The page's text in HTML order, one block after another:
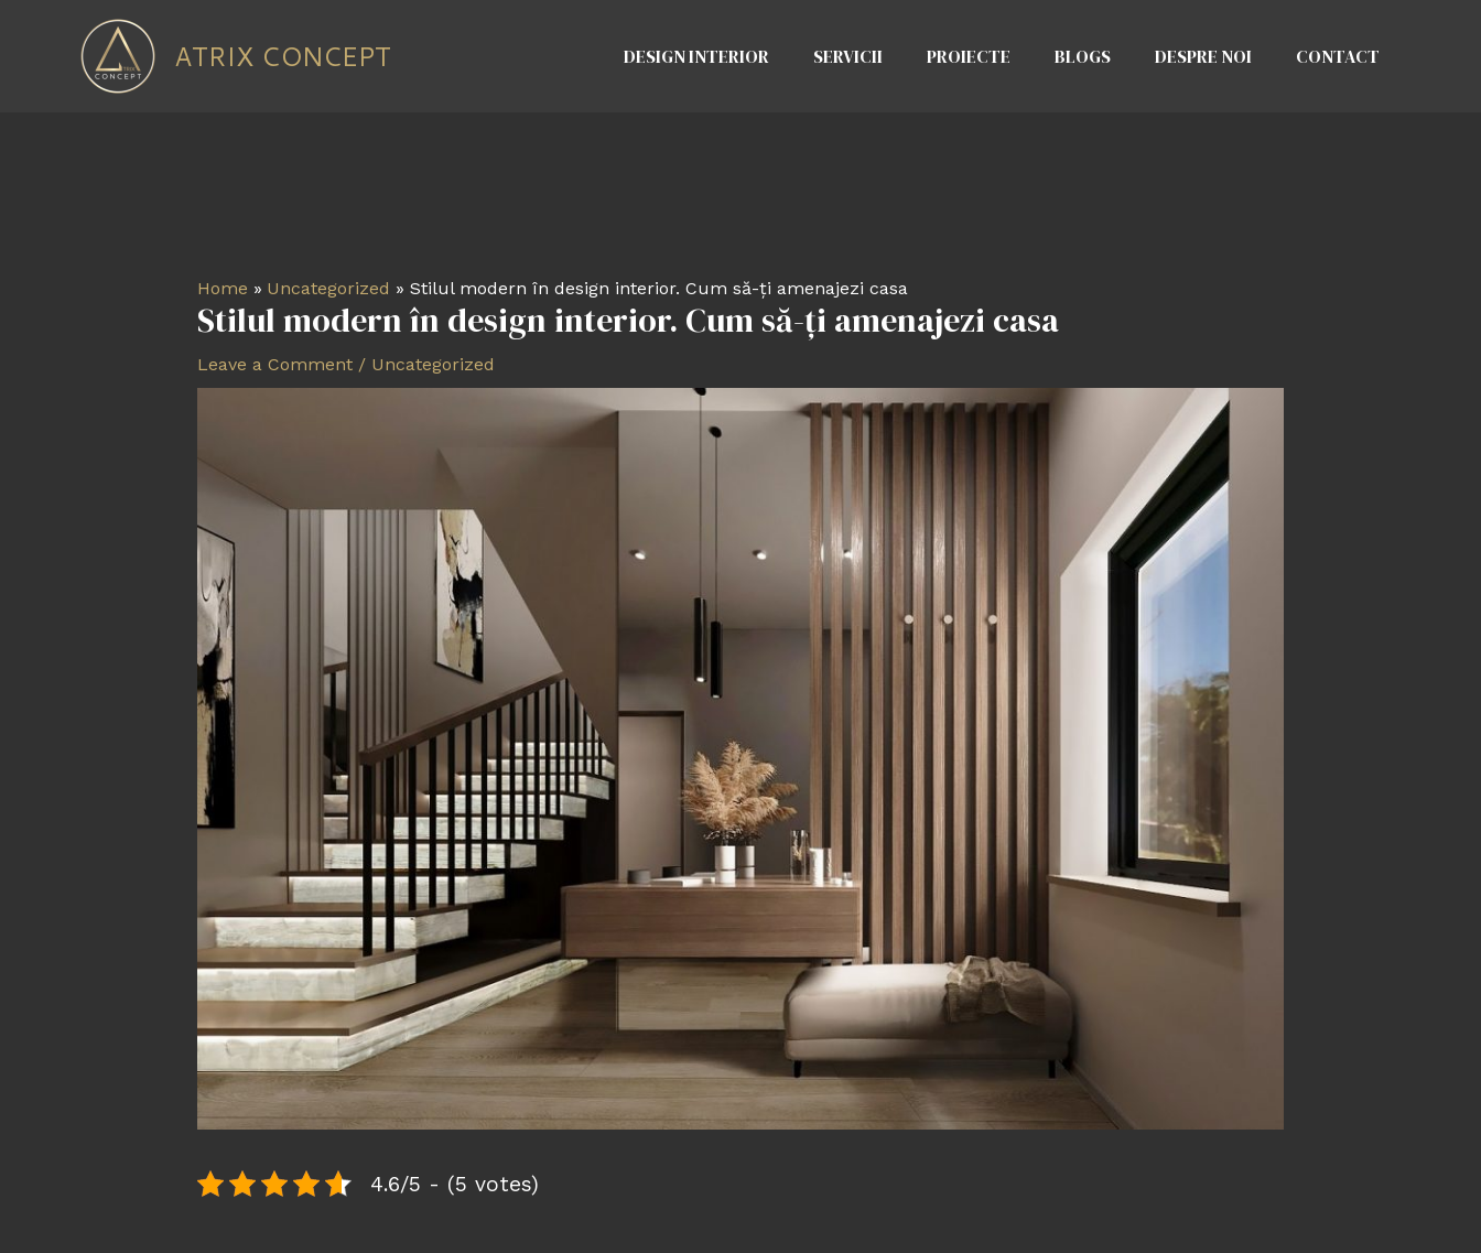
ATRIX CONCEPT DESIGN INTERIOR SERVICII PROIECTE BLOGS DESPRE NOI CONTACT
Home Uncategorized Stilul modern în design interior. Cum să-ți amenajezi casa
Stilul modern în design interior. Cum să-ți amenajezi casa
Leave a Comment / Uncategorized
4.6/5 - (5 votes)